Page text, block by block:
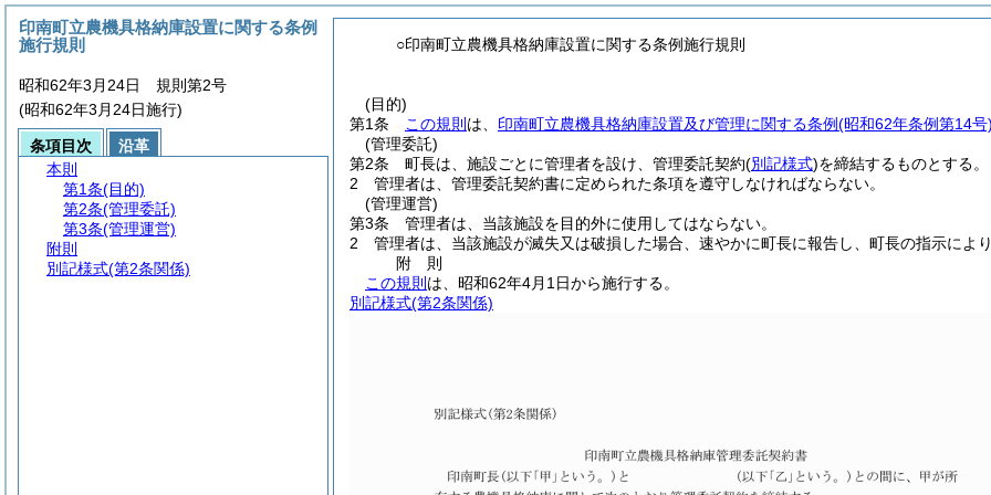
○印南町立農機具格納庫設置に関する条例施行規則
(目的)
第1条
この規則 は、 印南町立農機具格納庫設置及び管理に関する条例(昭和62年条例第14号
(管理委託)
第2条
町長は、施設ごとに管理者を設け、管理委託契約(別記様式)を締結するものとする。
2
管理者は、管理委託契約書に定められた条項を遵守しなければならない。
(管理運営)
第3条
管理者は、当該施設を目的外に使用してはならない。
2
管理者は、当該施設が滅失又は破損した場合、速やかに町長に報告し、町長の指示によ
附 則
この規則 は、昭和62年4月1日から施行する。
別記様式(第2条関係)
印南町立農機具格納庫設置に関する条例
施行規則
昭和62年3月24日 規則第2号
(昭和62年3月24日施行)
条項目次
沿革
本則
第1条(目的)
第2条(管理委託)
第3条(管理運営)
附則
別記様式(第2条関係)